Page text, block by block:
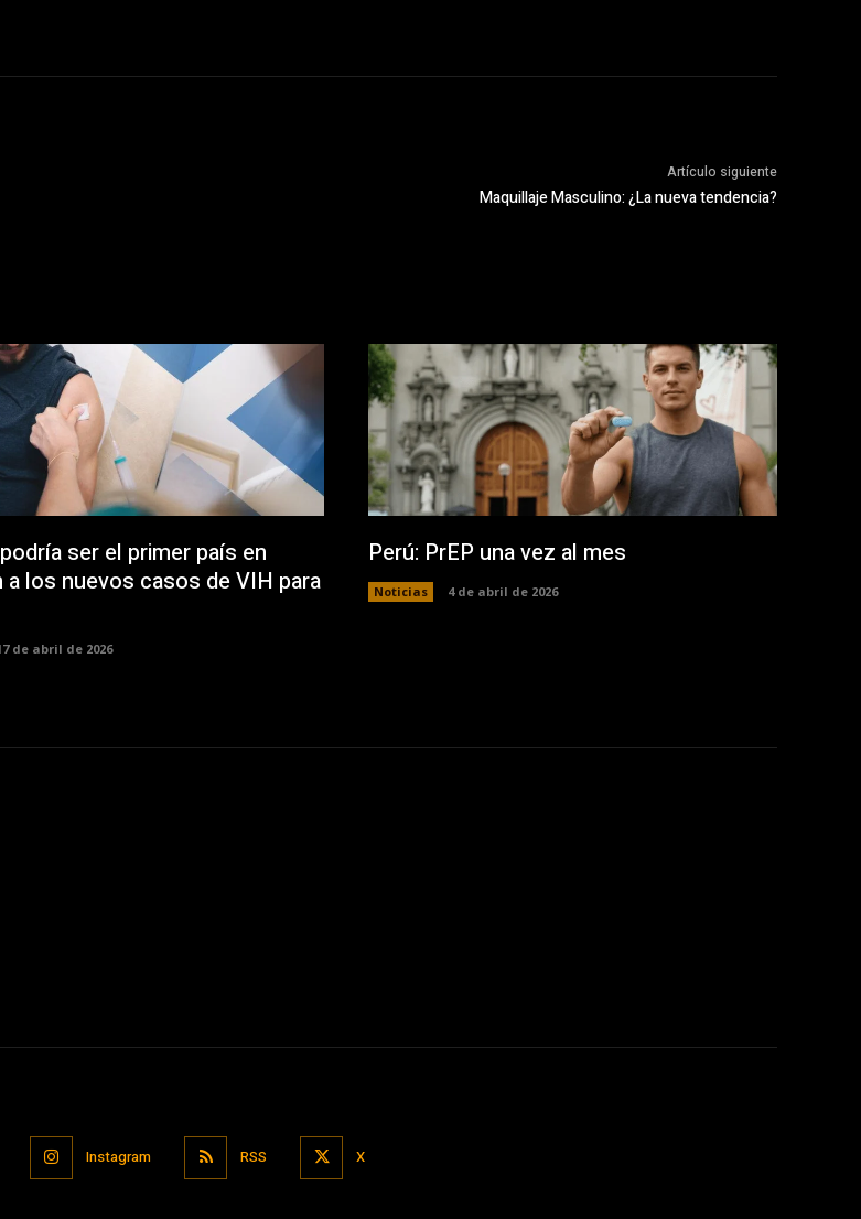
Artículo siguiente
Maquillaje Masculino: ¿La nueva tendencia?
ser el primer país en
a los nuevos casos de VIH para
de abril de 2026
Perú: PrEP una vez al mes
Noticias 4 de abril de 2026
Instagram RSS X